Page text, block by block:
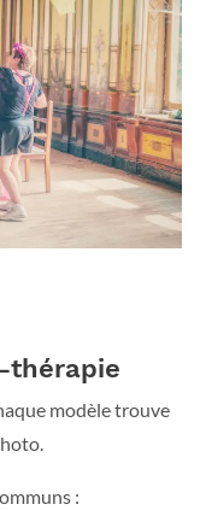
thérapie
modèle trouve
: